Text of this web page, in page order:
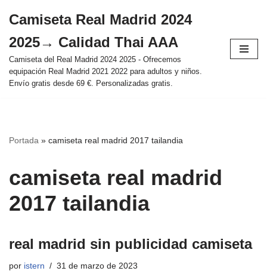
al
contenido
Camiseta Real Madrid 2024
2025→ Calidad Thai AAA
Camiseta del Real Madrid 2024 2025 - Ofrecemos
equipación Real Madrid 2021 2022 para adultos y niños.
Envío gratis desde 69 €. Personalizadas gratis.
Portada » camiseta real madrid 2017 tailandia
camiseta real madrid
2017 tailandia
real madrid sin publicidad camiseta
por istern 31 de marzo de 2023